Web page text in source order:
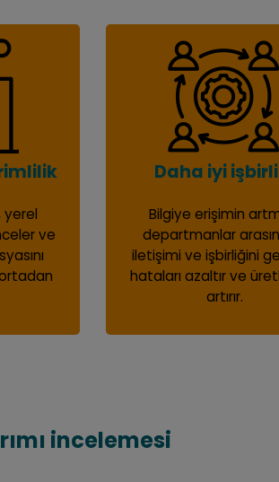
yerel
ve
Daha iyi
Bilgiye erişimin
departmanlar
iletişimi ve işbirliğini
hataları azaltır ve
artırır.
incelemesi